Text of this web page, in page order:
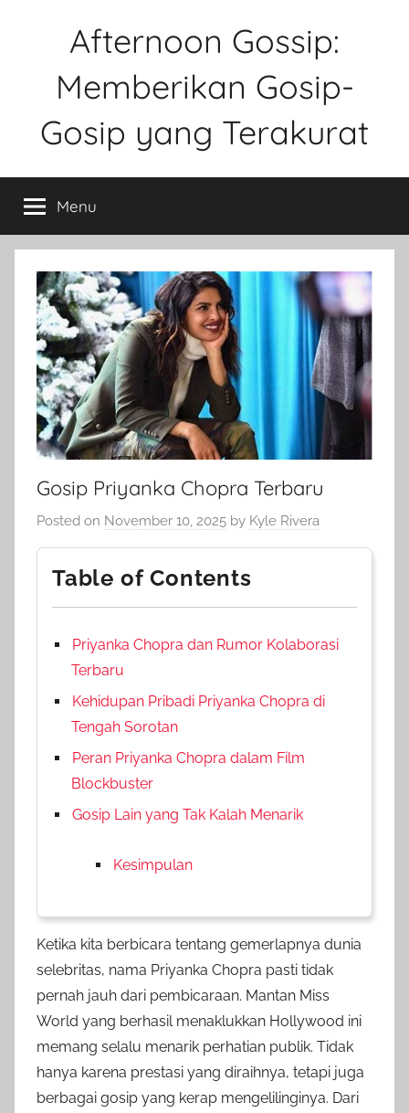
Afternoon Gossip:
Memberikan Gosip-
Gosip yang Terakurat
Tentang
Ke
Gosipan
Berbagai
Kalangan
Menu
Gosip Priyanka Chopra Terbaru
Posted on November 10, 2025 by Kyle Rivera
Table of Contents
Priyanka Chopra dan Rumor Kolaborasi
Terbaru
Kehidupan Pribadi Priyanka Chopra di
Tengah Sorotan
Peran Priyanka Chopra dalam Film
Blockbuster
Gosip Lain yang Tak Kalah Menarik
Kesimpulan
Ketika kita berbicara tentang gemerlapnya dunia
selebritas, nama Priyanka Chopra pasti tidak
pernah jauh dari pembicaraan. Mantan Miss
World yang berhasil menaklukkan Hollywood ini
memang selalu menarik perhatian publik. Tidak
hanya karena prestasi yang diraihnya, tetapi juga
berbagai gosip yang kerap mengelilinginya. Dari